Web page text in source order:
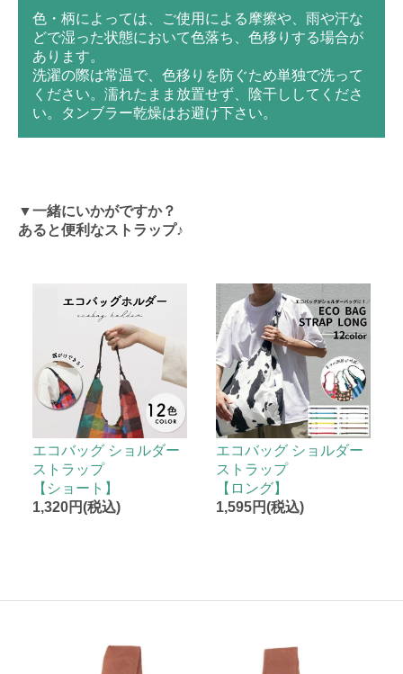
色・柄によっては、ご使用による摩擦や、雨や汗な
どで湿った状態において色落ち、色移りする場合が
あります。
洗濯の際は常温で、色移りを防ぐため単独で洗って
ください。濡れたまま放置せず、陰干ししてくださ
い。タンブラー乾燥はお避け下さい。
▼一緒にいかがですか？
あると便利なストラップ♪
エコバッグ ショルダー
ストラップ
【ショート】
1,320円(税込)
エコバッグ ショルダー
ストラップ
【ロング】
1,595円(税込)